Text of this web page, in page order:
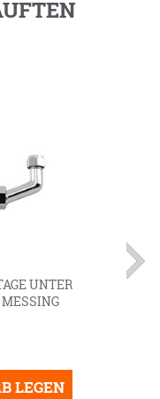
UNTER
LEGEN